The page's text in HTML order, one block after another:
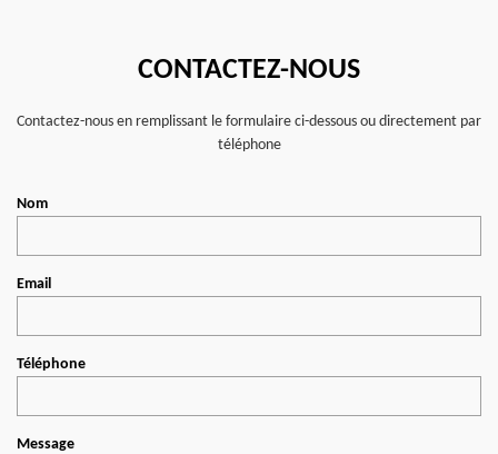
CONTACTEZ-NOUS
Contactez-nous en remplissant le formulaire ci-dessous ou directement par
téléphone
Nom
Email
Téléphone
Message